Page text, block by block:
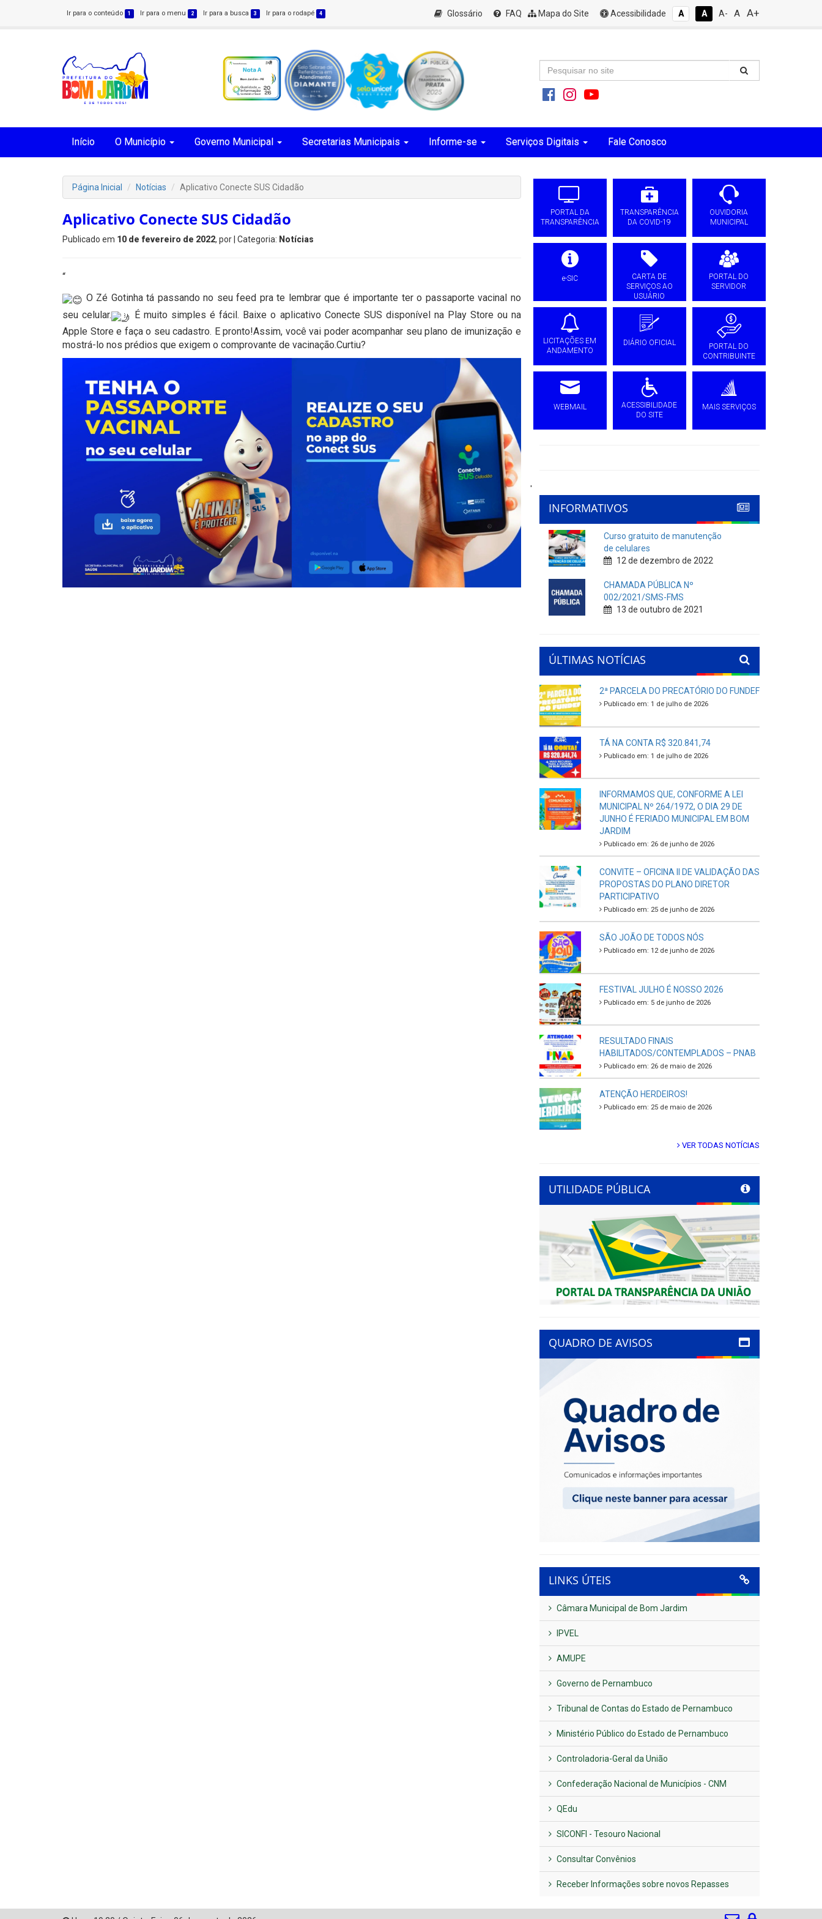
Ir para o conteúdo 1 Ir para o menu 2 Ir para a busca 3 Ir para o rodapé 4 Glossário FAQ Mapa do Site Acessibilidade A A A- A A+
Início O Município Governo Municipal Secretarias Municipais Informe-se Serviços Digitais Fale Conosco
Página Inicial Notícias Aplicativo Conecte SUS Cidadão
Aplicativo Conecte SUS Cidadão
Publicado em 10 de fevereiro de 2022, por | Categoria: Notícias
“
O Zé Gotinha tá passando no seu feed pra te lembrar que é importante ter o passaporte vacinal no
seu celular.
É muito simples é fácil. Baixe o aplicativo Conecte SUS disponível na Play Store ou na
Apple Store e faça o seu cadastro. E pronto!Assim, você vai poder acompanhar seu plano de imunização e
mostrá-lo nos prédios que exigem o comprovante de vacinação.Curtiu?
PORTAL DA
TRANSPARÊNCIA
TRANSPARÊNCIA
DA COVID-19
OUVIDORIA
MUNICIPAL
e-SIC
CARTA DE
SERVIÇOS AO
USUÁRIO
PORTAL DO
SERVIDOR
LICITAÇÕES EM
ANDAMENTO
DIÁRIO OFICIAL
PORTAL DO
CONTRIBUINTE
WEBMAIL
ACESSIBILIDADE
DO SITE
MAIS SERVIÇOS
'
INFORMATIVOS
Curso gratuito de manutenção
de celulares
12 de dezembro de 2022
CHAMADA PÚBLICA Nº
002/2021/SMS-FMS
13 de outubro de 2021
ÚLTIMAS NOTÍCIAS
2ª PARCELA DO PRECATÓRIO DO FUNDEF
Publicado em: 1 de julho de 2026
TÁ NA CONTA R$ 320.841,74
Publicado em: 1 de julho de 2026
INFORMAMOS QUE, CONFORME A LEI
MUNICIPAL Nº 264/1972, O DIA 29 DE
JUNHO É FERIADO MUNICIPAL EM BOM
JARDIM
Publicado em: 26 de junho de 2026
CONVITE – OFICINA II DE VALIDAÇÃO DAS
PROPOSTAS DO PLANO DIRETOR
PARTICIPATIVO
Publicado em: 25 de junho de 2026
SÃO JOÃO DE TODOS NÓS
Publicado em: 12 de junho de 2026
FESTIVAL JULHO É NOSSO 2026
Publicado em: 5 de junho de 2026
RESULTADO FINAIS
HABILITADOS/CONTEMPLADOS – PNAB
Publicado em: 26 de maio de 2026
ATENÇÃO HERDEIROS!
Publicado em: 25 de maio de 2026
VER TODAS NOTÍCIAS
UTILIDADE PÚBLICA
Previous Next
QUADRO DE AVISOS
LINKS ÚTEIS
Câmara Municipal de Bom Jardim
IPVEL
AMUPE
Governo de Pernambuco
Tribunal de Contas do Estado de Pernambuco
Ministério Público do Estado de Pernambuco
Controladoria-Geral da União
Confederação Nacional de Municípios - CNM
QEdu
SICONFI - Tesouro Nacional
Consultar Convênios
Receber Informações sobre novos Repasses